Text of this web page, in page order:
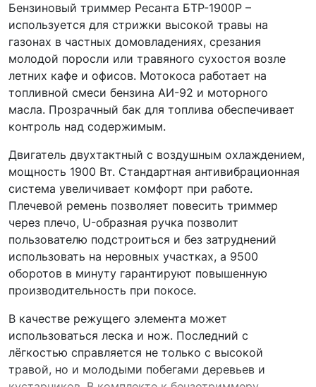
Бензиновый триммер Ресанта БТР-1900Р –
используется для стрижки высокой травы на
газонах в частных домовладениях, срезания
молодой поросли или травяного сухостоя возле
летних кафе и офисов. Мотокоса работает на
топливной смеси бензина АИ-92 и моторного
масла. Прозрачный бак для топлива обеспечивает
контроль над содержимым.
Двигатель двухтактный с воздушным охлаждением,
мощность 1900 Вт. Стандартная антивибрационная
система увеличивает комфорт при работе.
Плечевой ремень позволяет повесить триммер
через плечо, U-образная ручка позволит
пользователю подстроиться и без затруднений
использовать на неровных участках, а 9500
оборотов в минуту гарантируют повышенную
производительность при покосе.
В качестве режущего элемента может
использоваться леска и нож. Последний с
лёгкостью справляется не только с высокой
травой, но и молодыми побегами деревьев и